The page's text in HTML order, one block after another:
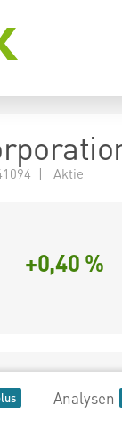
| Aktie
+0,40 %
Analysen